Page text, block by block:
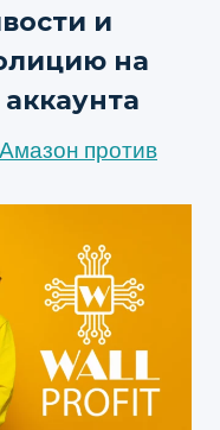
и
на
Амазон против